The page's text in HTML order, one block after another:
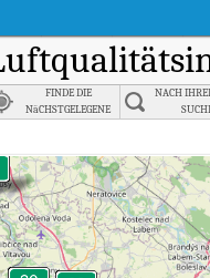
FINDE DIE
NäCHSTGELEGENE
NACH